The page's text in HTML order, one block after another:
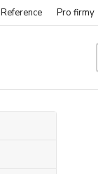
Reference Pro firmy